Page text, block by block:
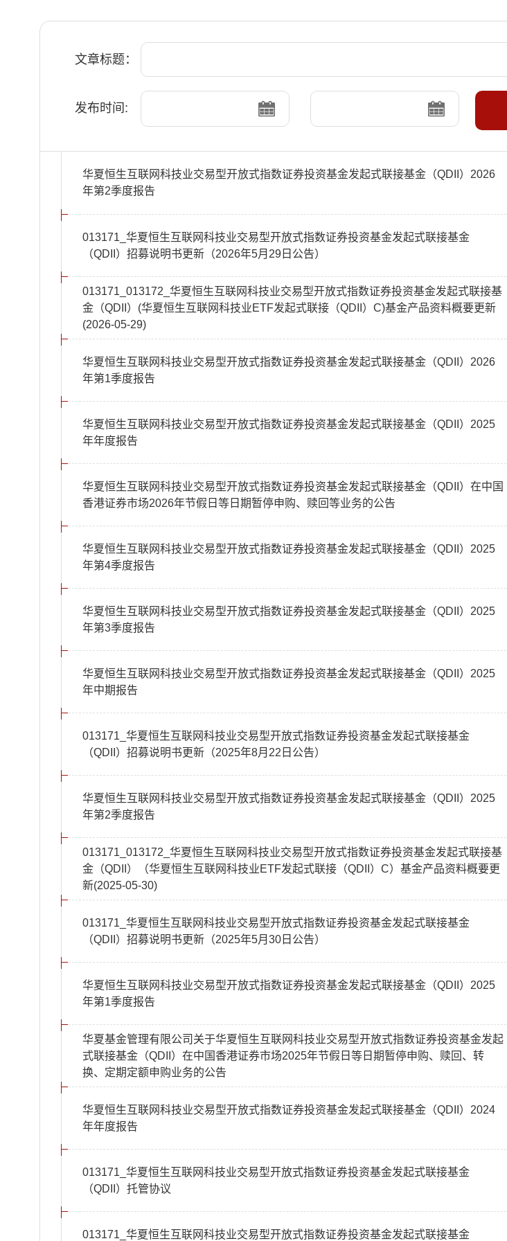
文章标题：
发布时间:
华夏恒生互联网科技业交易型开放式指数证券投资基金发起式联接基金（QDII）2026
年第2季度报告
013171_华夏恒生互联网科技业交易型开放式指数证券投资基金发起式联接基金
（QDII）招募说明书更新（2026年5月29日公告）
013171_013172_华夏恒生互联网科技业交易型开放式指数证券投资基金发起式联接基
金（QDII）(华夏恒生互联网科技业ETF发起式联接（QDII）C)基金产品资料概要更新
(2026-05-29)
华夏恒生互联网科技业交易型开放式指数证券投资基金发起式联接基金（QDII）2026
年第1季度报告
华夏恒生互联网科技业交易型开放式指数证券投资基金发起式联接基金（QDII）2025
年年度报告
华夏恒生互联网科技业交易型开放式指数证券投资基金发起式联接基金（QDII）在中国
香港证券市场2026年节假日等日期暂停申购、赎回等业务的公告
华夏恒生互联网科技业交易型开放式指数证券投资基金发起式联接基金（QDII）2025
年第4季度报告
华夏恒生互联网科技业交易型开放式指数证券投资基金发起式联接基金（QDII）2025
年第3季度报告
华夏恒生互联网科技业交易型开放式指数证券投资基金发起式联接基金（QDII）2025
年中期报告
013171_华夏恒生互联网科技业交易型开放式指数证券投资基金发起式联接基金
（QDII）招募说明书更新（2025年8月22日公告）
华夏恒生互联网科技业交易型开放式指数证券投资基金发起式联接基金（QDII）2025
年第2季度报告
013171_013172_华夏恒生互联网科技业交易型开放式指数证券投资基金发起式联接基
金（QDII）（华夏恒生互联网科技业ETF发起式联接（QDII）C）基金产品资料概要更
新(2025-05-30)
013171_华夏恒生互联网科技业交易型开放式指数证券投资基金发起式联接基金
（QDII）招募说明书更新（2025年5月30日公告）
华夏恒生互联网科技业交易型开放式指数证券投资基金发起式联接基金（QDII）2025
年第1季度报告
华夏基金管理有限公司关于华夏恒生互联网科技业交易型开放式指数证券投资基金发起
式联接基金（QDII）在中国香港证券市场2025年节假日等日期暂停申购、赎回、转
换、定期定额申购业务的公告
华夏恒生互联网科技业交易型开放式指数证券投资基金发起式联接基金（QDII）2024
年年度报告
013171_华夏恒生互联网科技业交易型开放式指数证券投资基金发起式联接基金
（QDII）托管协议
013171_华夏恒生互联网科技业交易型开放式指数证券投资基金发起式联接基金